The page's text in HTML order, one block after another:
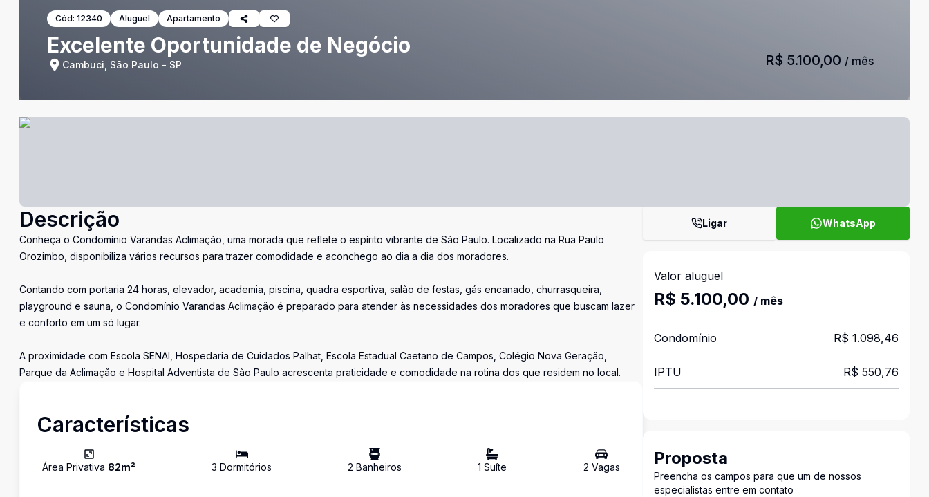
Cód: 12340 Aluguel Apartamento
Excelente Oportunidade de Negócio
Cambuci, São Paulo - SP R$ 5.100,00 / mês
Descrição
Conheça o Condomínio Varandas Aclimação, uma morada que reflete o espírito vibrante de São Paulo. Localizado na Rua Paulo
Orozimbo, disponibiliza vários recursos para trazer comodidade e aconchego ao dia a dia dos moradores.
Contando com portaria 24 horas, elevador, academia, piscina, quadra esportiva, salão de festas, gás encanado, churrasqueira,
playground e sauna, o Condomínio Varandas Aclimação é preparado para atender às necessidades dos moradores que buscam lazer
e conforto em um só lugar.
A proximidade com Escola SENAI, Hospedaria de Cuidados Palhat, Escola Estadual Caetano de Campos, Colégio Nova Geração,
Parque da Aclimação e Hospital Adventista de São Paulo acrescenta praticidade e comodidade na rotina dos que residem no local.
Características
Área Privativa 82m² 3 Dormitórios 2 Banheiros 1 Suíte 2 Vagas
Ligar WhatsApp
Valor aluguel
R$ 5.100,00 / mês
Condomínio R$ 1.098,46
IPTU R$ 550,76
Proposta
Preencha os campos para que um de nossos
especialistas entre em contato